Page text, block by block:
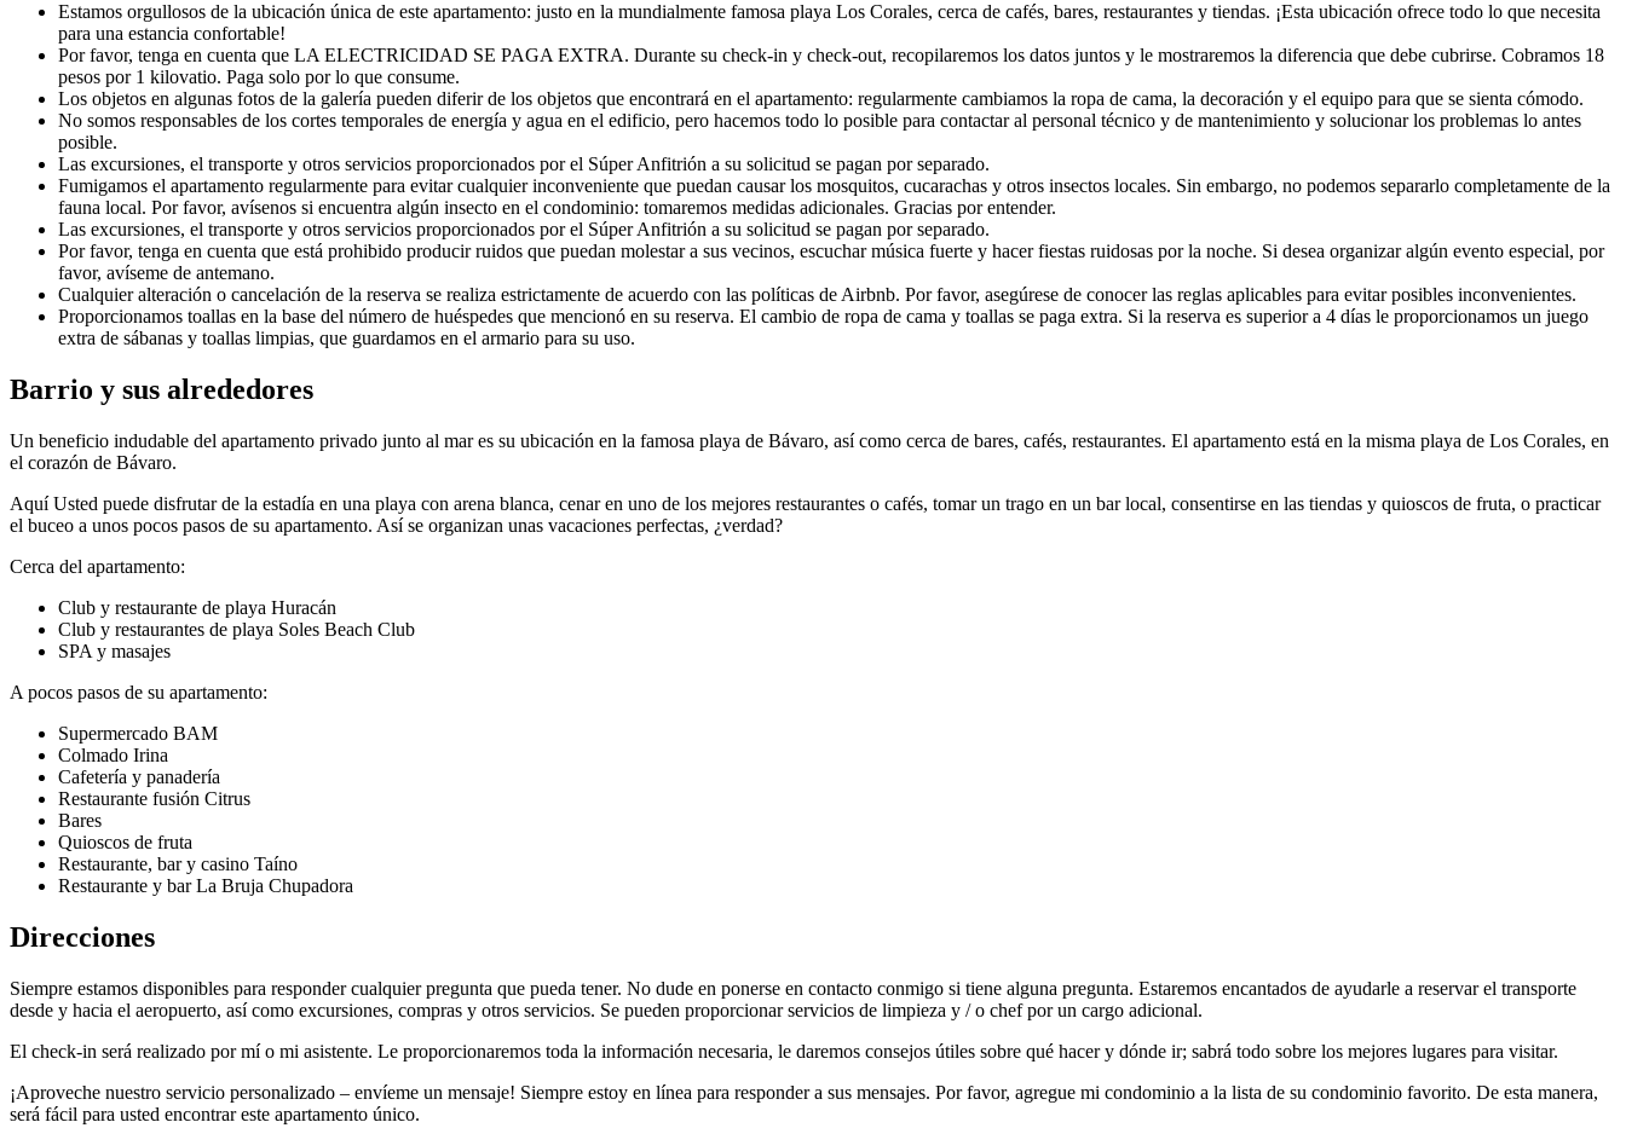
Estamos orgullosos de la ubicación única de este apartamento: justo en la mundialmente famosa playa Los Corales, cerca de cafés, bares, restaurantes y tiendas. ¡Esta ubicación ofrece todo lo que necesita
para una estancia confortable!
Por favor, tenga en cuenta que LA ELECTRICIDAD SE PAGA EXTRA. Durante su check-in y check-out, recopilaremos los datos juntos y le mostraremos la diferencia que debe cubrirse. Cobramos 18
pesos por 1 kilovatio. Paga solo por lo que consume.
Los objetos en algunas fotos de la galería pueden diferir de los objetos que encontrará en el apartamento: regularmente cambiamos la ropa de cama, la decoración y el equipo para que se sienta cómodo.
No somos responsables de los cortes temporales de energía y agua en el edificio, pero hacemos todo lo posible para contactar al personal técnico y de mantenimiento y solucionar los problemas lo antes
posible.
Las excursiones, el transporte y otros servicios proporcionados por el Súper Anfitrión a su solicitud se pagan por separado.
Fumigamos el apartamento regularmente para evitar cualquier inconveniente que puedan causar los mosquitos, cucarachas y otros insectos locales. Sin embargo, no podemos separarlo completamente de la
fauna local. Por favor, avísenos si encuentra algún insecto en el condominio: tomaremos medidas adicionales. Gracias por entender.
Las excursiones, el transporte y otros servicios proporcionados por el Súper Anfitrión a su solicitud se pagan por separado.
Por favor, tenga en cuenta que está prohibido producir ruidos que puedan molestar a sus vecinos, escuchar música fuerte y hacer fiestas ruidosas por la noche. Si desea organizar algún evento especial, por
favor, avíseme de antemano.
Cualquier alteración o cancelación de la reserva se realiza estrictamente de acuerdo con las políticas de Airbnb. Por favor, asegúrese de conocer las reglas aplicables para evitar posibles inconvenientes.
Proporcionamos toallas en la base del número de huéspedes que mencionó en su reserva. El cambio de ropa de cama y toallas se paga extra. Si la reserva es superior a 4 días le proporcionamos un juego
extra de sábanas y toallas limpias, que guardamos en el armario para su uso.
Barrio y sus alrededores
Un beneficio indudable del apartamento privado junto al mar es su ubicación en la famosa playa de Bávaro, así como cerca de bares, cafés, restaurantes. El apartamento está en la misma playa de Los Corales, en
el corazón de Bávaro.
Aquí Usted puede disfrutar de la estadía en una playa con arena blanca, cenar en uno de los mejores restaurantes o cafés, tomar un trago en un bar local, consentirse en las tiendas y quioscos de fruta, o practicar
el buceo a unos pocos pasos de su apartamento. Así se organizan unas vacaciones perfectas, ¿verdad?
Cerca del apartamento:
Club y restaurante de playa Huracán
Club y restaurantes de playa Soles Beach Club
SPA y masajes
A pocos pasos de su apartamento:
Supermercado BAM
Colmado Irina
Cafetería y panadería
Restaurante fusión Citrus
Bares
Quioscos de fruta
Restaurante, bar y casino Taíno
Restaurante y bar La Bruja Chupadora
Direcciones
Siempre estamos disponibles para responder cualquier pregunta que pueda tener. No dude en ponerse en contacto conmigo si tiene alguna pregunta. Estaremos encantados de ayudarle a reservar el transporte
desde y hacia el aeropuerto, así como excursiones, compras y otros servicios. Se pueden proporcionar servicios de limpieza y / o chef por un cargo adicional.
El check-in será realizado por mí o mi asistente. Le proporcionaremos toda la información necesaria, le daremos consejos útiles sobre qué hacer y dónde ir; sabrá todo sobre los mejores lugares para visitar.
¡Aproveche nuestro servicio personalizado – envíeme un mensaje! Siempre estoy en línea para responder a sus mensajes. Por favor, agregue mi condominio a la lista de su condominio favorito. De esta manera,
será fácil para usted encontrar este apartamento único.